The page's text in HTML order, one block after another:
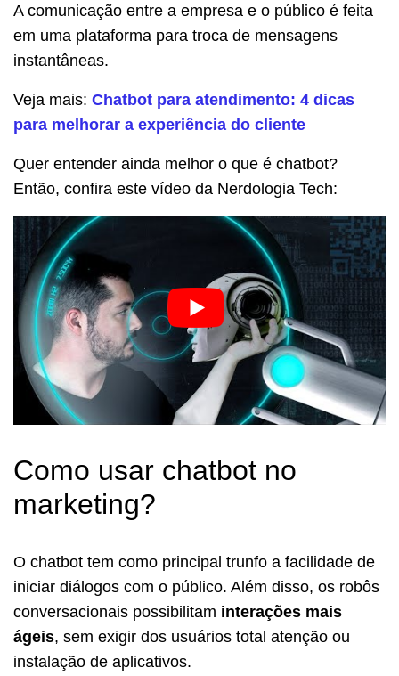
A comunicação entre a empresa e o público é feita
em uma plataforma para troca de mensagens
instantâneas.
Veja mais: Chatbot para atendimento: 4 dicas
para melhorar a experiência do cliente
Quer entender ainda melhor o que é chatbot?
Então, confira este vídeo da Nerdologia Tech:
Como usar chatbot no
marketing?
O chatbot tem como principal trunfo a facilidade de
iniciar diálogos com o público. Além disso, os robôs
conversacionais possibilitam interações mais
ágeis, sem exigir dos usuários total atenção ou
instalação de aplicativos.